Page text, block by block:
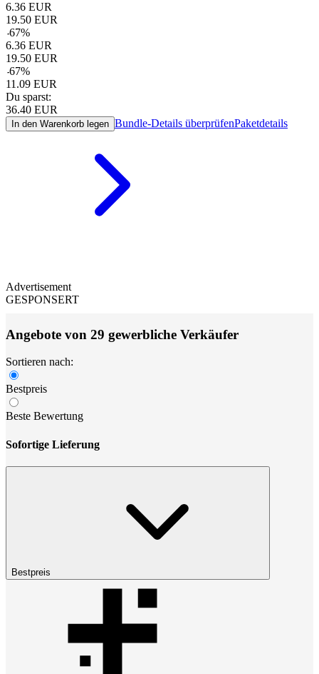
6.36 EUR
19.50 EUR
-67%
6.36 EUR
19.50 EUR
-67%
11.09 EUR
Du sparst:
36.40 EUR
In den Warenkorb legen Bundle-Details überprüfenPaketdetails
Advertisement
GESPONSERT
Angebote von 29 gewerbliche Verkäufer
Sortieren nach:
Bestpreis
Beste Bewertung
Sofortige Lieferung
Bestpreis